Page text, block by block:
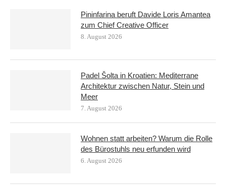
Pininfarina beruft Davide Loris Amantea
zum Chief Creative Officer
8. August 2026
Padel Šolta in Kroatien: Mediterrane
Architektur zwischen Natur, Stein und
Meer
7. August 2026
Wohnen statt arbeiten? Warum die Rolle
des Bürostuhls neu erfunden wird
6. August 2026